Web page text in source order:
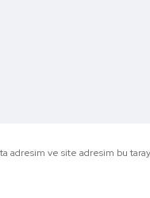
adresim ve site adresim bu